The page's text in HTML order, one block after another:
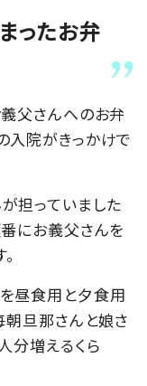
ったお弁
父さんへのお弁
入院がきっかけで
担っていました
にお義父さんを
昼食用と夕食用
朝旦那さんと娘さ
分増えるくら